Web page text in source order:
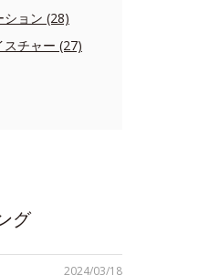
ョン (28)
チャー (27)
グ
2024/03/18